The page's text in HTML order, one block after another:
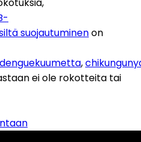
suojautuminen on
denguekuumetta,
ei ole rokotteita tai